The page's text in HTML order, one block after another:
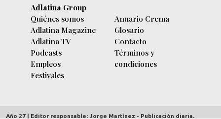
Adlatina Group
Quiénes somos
Adlatina Magazine
Adlatina TV
Podcasts
Empleos
Festivales
Anuario Crema
Glosario
Contacto
Términos y
condiciones
Año 27 | Editor responsable: Jorge Martínez - Publicación diaria.